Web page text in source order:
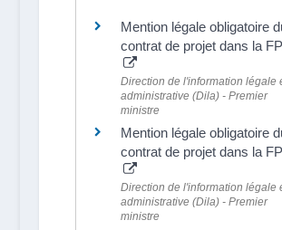
Mention légale obligatoire
contrat de projet dans la
Direction de l'information légale
administrative (Dila) - Premier
ministre
Mention légale obligatoire
contrat de projet dans la
Direction de l'information légale
administrative (Dila) - Premier
ministre